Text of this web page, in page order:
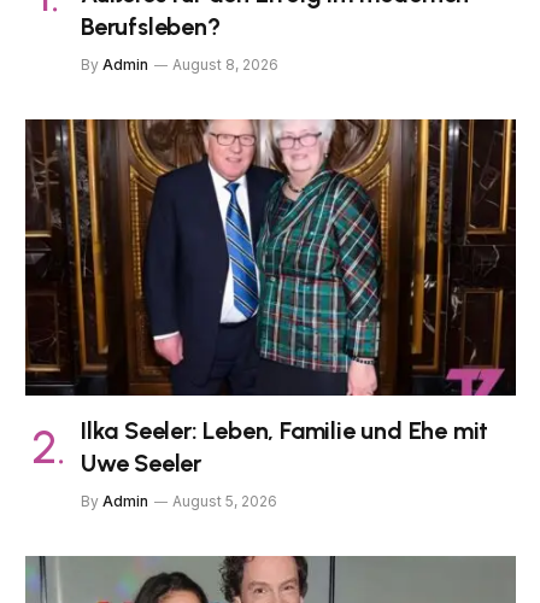
Berufsleben?
By Admin August 8, 2026
Ilka Seeler: Leben, Familie und Ehe mit
Uwe Seeler
By Admin August 5, 2026